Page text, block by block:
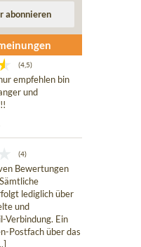
(4,5)
empfehlen bin
und
(4)
Bewertungen
lediglich über
und
Verbindung. Ein
Postfach über das